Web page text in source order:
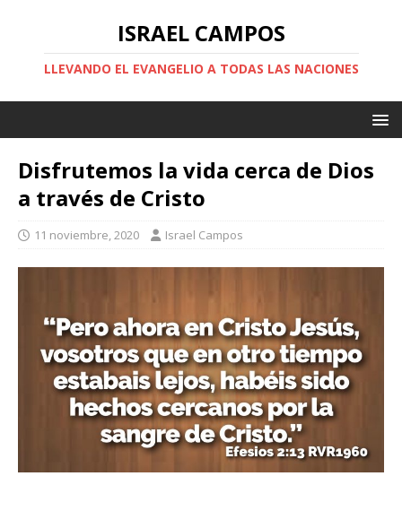
ISRAEL CAMPOS
LLEVANDO EL EVANGELIO A TODAS LAS NACIONES
Disfrutemos la vida cerca de Dios
a través de Cristo
11 noviembre, 2020 Israel Campos